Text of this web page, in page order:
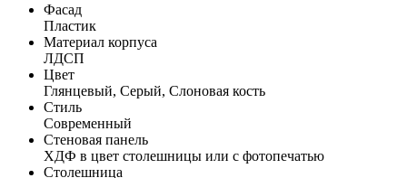
Фасад
Пластик
Материал корпуса
ЛДСП
Цвет
Глянцевый, Серый, Слоновая кость
Стиль
Современный
Стеновая панель
ХДФ в цвет столешницы или с фотопечатью
Столешница